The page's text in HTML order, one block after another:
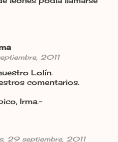
2011
Lolín.
comentarios.
Irma.-
29 septiembre, 2011